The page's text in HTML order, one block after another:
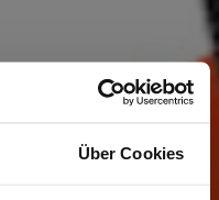
Über Cookies